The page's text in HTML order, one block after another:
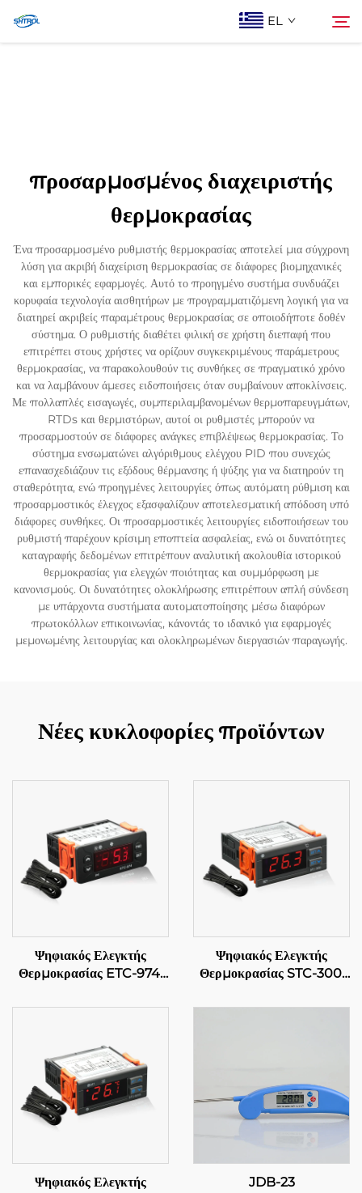
EL
Επικοινωνία Με Ας
προσαρμοσμένος διαχειριστής
θερμοκρασίας
Ένα προσαρμοσμένο ρυθμιστής θερμοκρασίας αποτελεί μια σύγχρονη
λύση για ακριβή διαχείριση θερμοκρασίας σε διάφορες βιομηχανικές
και εμπορικές εφαρμογές. Αυτό το προηγμένο συστήμα συνδυάζει
κορυφαία τεχνολογία αισθητήρων με προγραμματιζόμενη λογική για να
διατηρεί ακριβείς παραμέτρους θερμοκρασίας σε οποιοδήποτε δοθέν
σύστημα. Ο ρυθμιστής διαθέτει φιλική σε χρήστη διεπαφή που
επιτρέπει στους χρήστες να ορίζουν συγκεκριμένους παράμετρους
θερμοκρασίας, να παρακολουθούν τις συνθήκες σε πραγματικό χρόνο
και να λαμβάνουν άμεσες ειδοποιήσεις όταν συμβαίνουν αποκλίνσεις.
Με πολλαπλές εισαγωγές, συμπεριλαμβανομένων θερμοπαρευγμάτων,
RTDs και θερμιστόρων, αυτοί οι ρυθμιστές μπορούν να
προσαρμοστούν σε διάφορες ανάγκες επιβλέψεως θερμοκρασίας. Το
σύστημα ενσωματώνει αλγόριθμους ελέγχου PID που συνεχώς
επανασχεδιάζουν τις εξόδους θέρμανσης ή ψύξης για να διατηρούν τη
σταθερότητα, ενώ προηγμένες λειτουργίες όπως αυτόματη ρύθμιση και
προσαρμοστικός έλεγχος εξασφαλίζουν αποτελεσματική απόδοση υπό
διάφορες συνθήκες. Οι προσαρμοστικές λειτουργίες ειδοποιήσεων του
ρυθμιστή παρέχουν κρίσιμη εποπτεία ασφαλείας, ενώ οι δυνατότητες
καταγραφής δεδομένων επιτρέπουν αναλυτική ακολουθία ιστορικού
θερμοκρασίας για ελεγχών ποιότητας και συμμόρφωση με
κανονισμούς. Οι δυνατότητες ολοκλήρωσης επιτρέπουν απλή σύνδεση
με υπάρχοντα συστήματα αυτοματοποίησης μέσω διαφόρων
πρωτοκόλλων επικοινωνίας, κάνοντάς το ιδανικό για εφαρμογές
μεμονωμένης λειτουργίας και ολοκληρωμένων διεργασιών παραγωγής.
Νέες κυκλοφορίες προϊόντων
Ψηφιακός Ελεγκτής
Θερμοκρασίας ETC-974:
έλεγχος θερμοκρασίας για
Ψηφιακός Ελεγκτής
Θερμοκρασίας STC-300:
πολυσποράδα για
Ψηφιακός Ελεγκτής
JDB-23